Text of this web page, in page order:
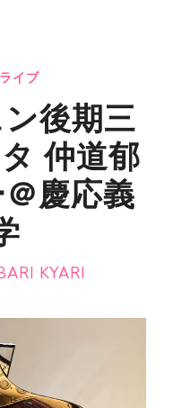
イブ
後期三
仲道郁
慶応義
KYARI